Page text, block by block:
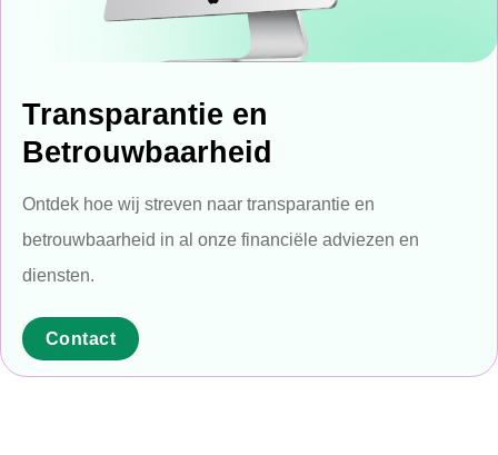
Transparantie en
Betrouwbaarheid
Ontdek hoe wij streven naar transparantie en
betrouwbaarheid in al onze financiële adviezen en
diensten.
Contact